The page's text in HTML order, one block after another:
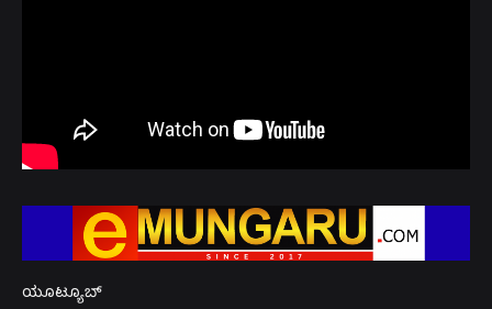
ಯೂಟ್ಯೂಬ್